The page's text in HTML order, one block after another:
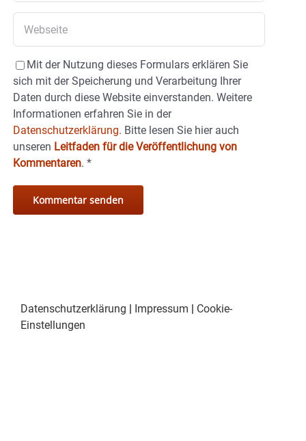
Mit der Nutzung dieses Formulars erklären Sie
sich mit der Speicherung und Verarbeitung Ihrer
Daten durch diese Website einverstanden. Weitere
Informationen erfahren Sie in der
Datenschutzerklärung. Bitte lesen Sie hier auch
unseren Leitfaden für die Veröffentlichung von
Kommentaren. *
Datenschutzerklärung | Impressum | Cookie-
Einstellungen